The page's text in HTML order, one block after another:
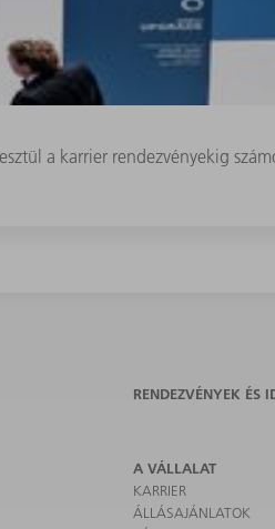
a karrier rendezvényekig
RENDEZVÉNYEK ÉS
A VÁLLALAT
KARRIER
ÁLLÁSAJÁNLATOK